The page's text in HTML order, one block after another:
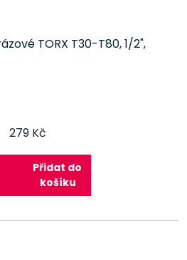
TORX T30-T80, 1/2",
279 Kč
Přidat do
košíku